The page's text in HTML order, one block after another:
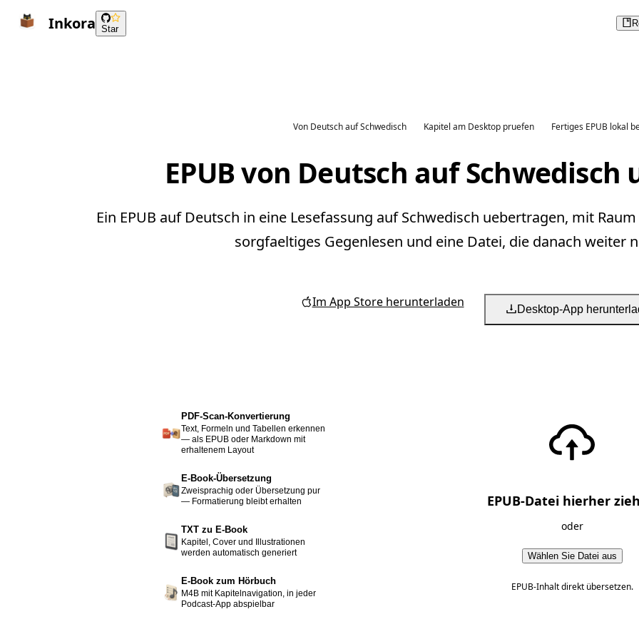
Inkora Star
Von Deutsch auf Schwedisch Kapitel am Desktop pruefen Fertiges EPUB lokal
EPUB von Deutsch auf Schwedisch
Ein EPUB auf Deutsch in eine Lesefassung auf Schwedisch uebertragen, mit
sorgfaeltiges Gegenlesen und eine Datei, die danach weiter
Im App Store herunterladen Desktop-App
PDF-Scan-Konvertierung
Text, Formeln und Tabellen erkennen
— als EPUB oder Markdown mit
erhaltenem Layout
E-Book-Übersetzung
Zweisprachig oder Übersetzung pur
— Formatierung bleibt erhalten
TXT zu E-Book
Kapitel, Cover und Illustrationen
werden automatisch generiert
E-Book zum Hörbuch
M4B mit Kapitelnavigation, in jeder
Podcast-App abspielbar
EPUB-Datei hierher
oder
Wählen Sie Datei aus
EPUB-Inhalt direkt übersetzen.